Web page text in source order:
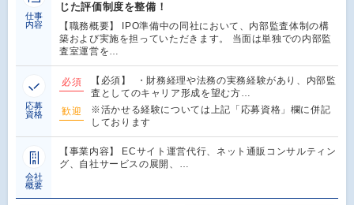
仕事
内容
じた評価制度を整備！
【職務概要】 IPO準備中の同社において、内部監査体制の構
築および実施を担っていただきます。 当面は単独での内部監
査室運営を…
応募
資格
必須
【必須】 ・財務経理や法務の実務経験があり、内部監
査としてのキャリア形成を望む方…
歓迎
※活かせる経験については上記「応募資格」欄に併記
しております
会社
概要
【事業内容】 ECサイト運営代行、ネット通販コンサルティン
グ、自社サービスの展開、…